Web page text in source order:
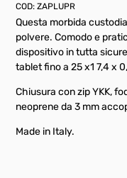
COD:ZAPLUPR
Questa morbida
polvere. Comodo e
dispositivo in tutta
tablet fino a 25 x1 7,4 x
Chiusura con zip YKK,
neoprene da 3 mm
Made in Italy.